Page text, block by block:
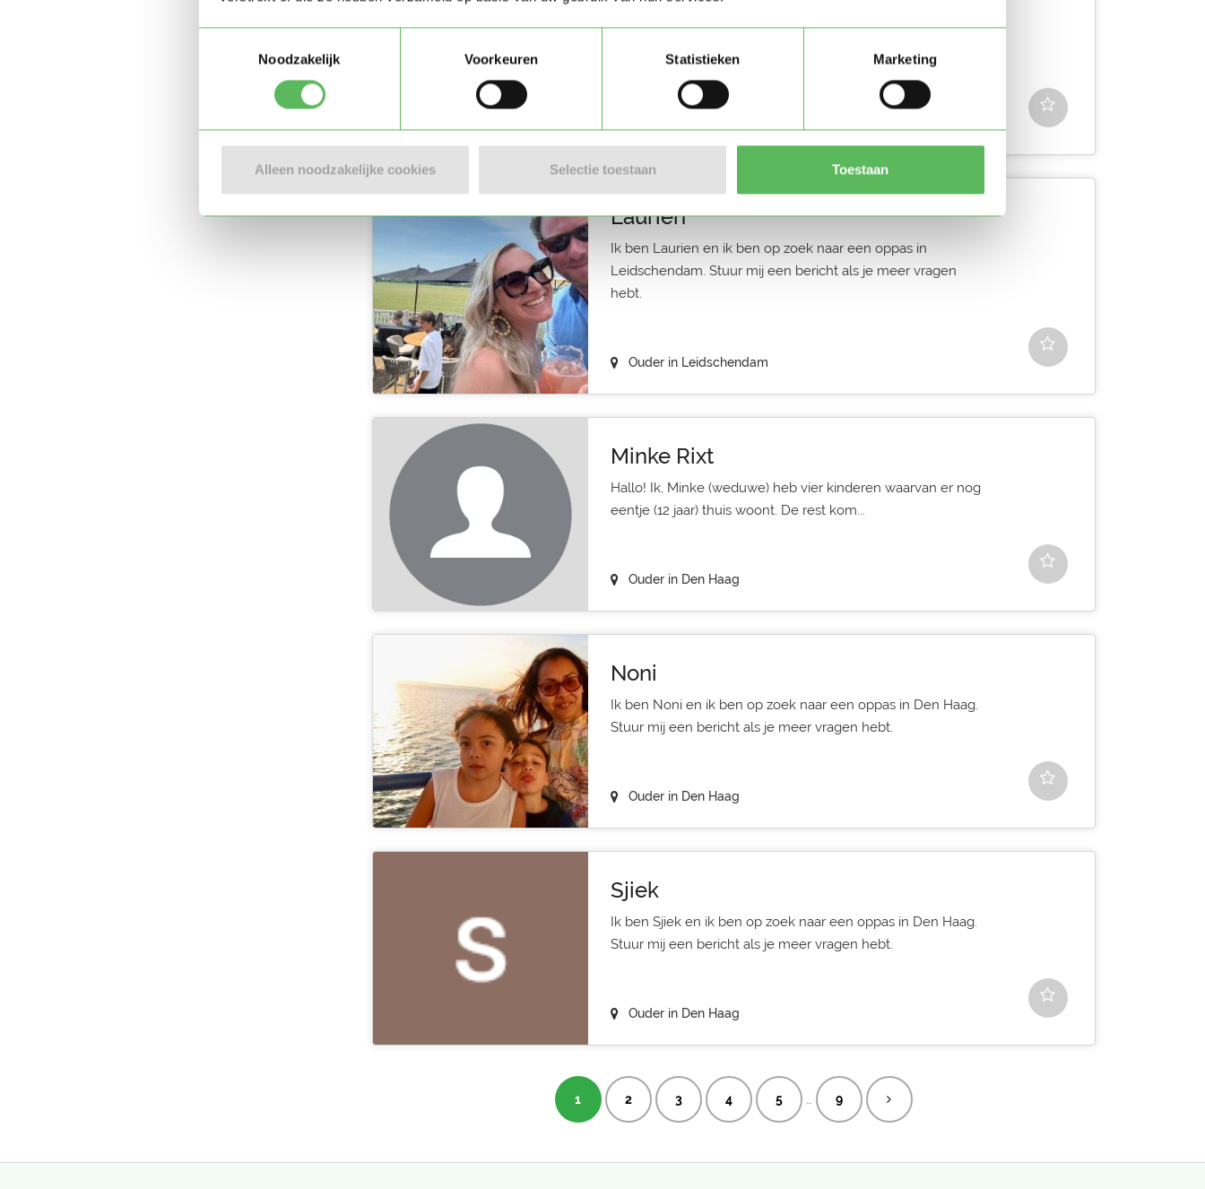
Noodzakelijk
Voorkeuren Statistieken Marketing
Alleen noodzakelijke cookies Selectie toestaan Toestaan
Ik ben Vinay en ik ben op zoek naar een oppas in Den Haag.
Stuur mij een bericht als je meer vragen hebt.
Ouder in Den Haag
Laurien
Ik ben Laurien en ik ben op zoek naar een oppas in
Leidschendam. Stuur mij een bericht als je meer vragen
hebt.
Ouder in Leidschendam
Minke Rixt
Hallo! Ik, Minke (weduwe) heb vier kinderen waarvan er nog
eentje (12 jaar) thuis woont. De rest kom...
Ouder in Den Haag
Noni
Ik ben Noni en ik ben op zoek naar een oppas in Den Haag.
Stuur mij een bericht als je meer vragen hebt.
Ouder in Den Haag
Sjiek
Ik ben Sjiek en ik ben op zoek naar een oppas in Den Haag.
Stuur mij een bericht als je meer vragen hebt.
Ouder in Den Haag
1 2 3 4 5 … 9